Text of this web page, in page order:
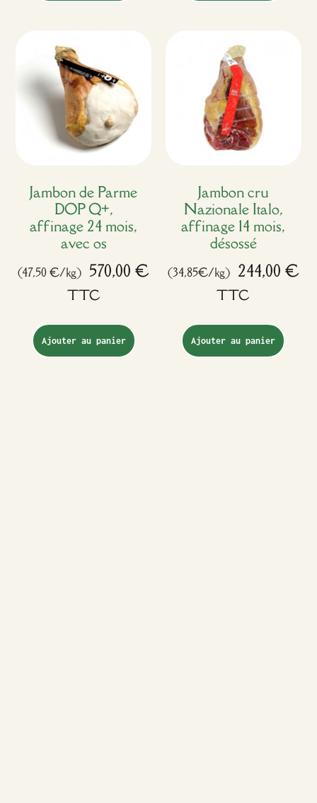
Jambon de Parme
DOP Q+,
affinage 24 mois,
avec os
(47,50 €/kg) 570,00€
TTC
Ajouter au panier
Jambon cru
Nazionale Italo,
affinage 14 mois,
désossé
(34,85€/kg) 244,00€
TTC
Ajouter au panier